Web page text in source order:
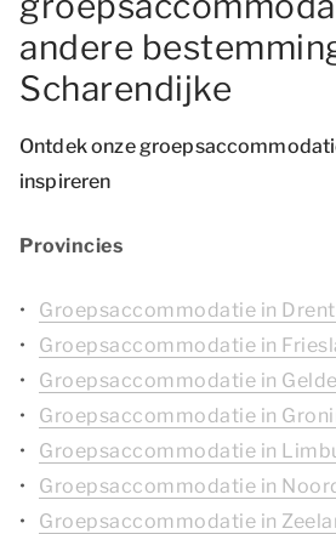
andere
Scharendijke
Ontdek onze
inspireren
Provincies
Groepsaccommodatie in
Groepsaccommodatie in
Groepsaccommodatie in
Groepsaccommodatie in
Groepsaccommodatie in
Groepsaccommodatie in
Groepsaccommodatie in